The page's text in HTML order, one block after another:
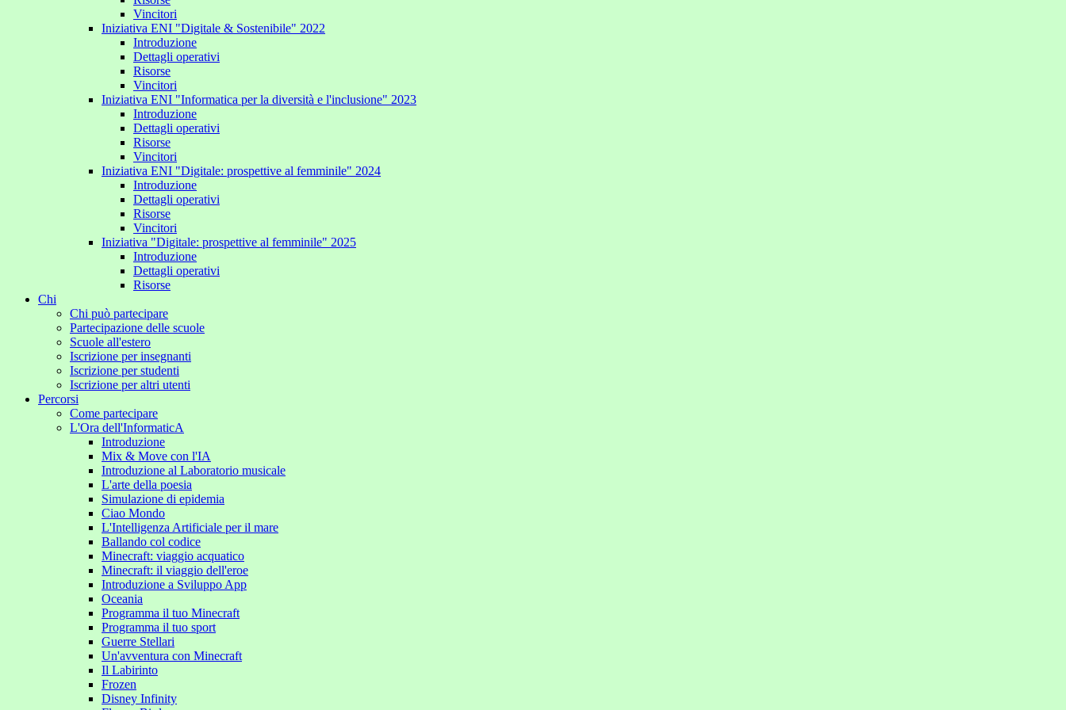
Vincitori
Iniziativa ENI "Digitale & Sostenibile" 2022
Introduzione
Dettagli operativi
Risorse
Vincitori
Iniziativa ENI "Informatica per la diversità e l'inclusione" 2023
Introduzione
Dettagli operativi
Risorse
Vincitori
Iniziativa ENI "Digitale: prospettive al femminile" 2024
Introduzione
Dettagli operativi
Risorse
Vincitori
Iniziativa "Digitale: prospettive al femminile" 2025
Introduzione
Dettagli operativi
Risorse
Chi
Chi può partecipare
Partecipazione delle scuole
Scuole all'estero
Iscrizione per insegnanti
Iscrizione per studenti
Iscrizione per altri utenti
Percorsi
Come partecipare
L'Ora dell'InformaticA
Introduzione
Mix & Move con l'IA
Introduzione al Laboratorio musicale
L'arte della poesia
Simulazione di epidemia
Ciao Mondo
L'Intelligenza Artificiale per il mare
Ballando col codice
Minecraft: viaggio acquatico
Minecraft: il viaggio dell'eroe
Introduzione a Sviluppo App
Oceania
Programma il tuo Minecraft
Programma il tuo sport
Guerre Stellari
Un'avventura con Minecraft
Il Labirinto
Frozen
Disney Infinity